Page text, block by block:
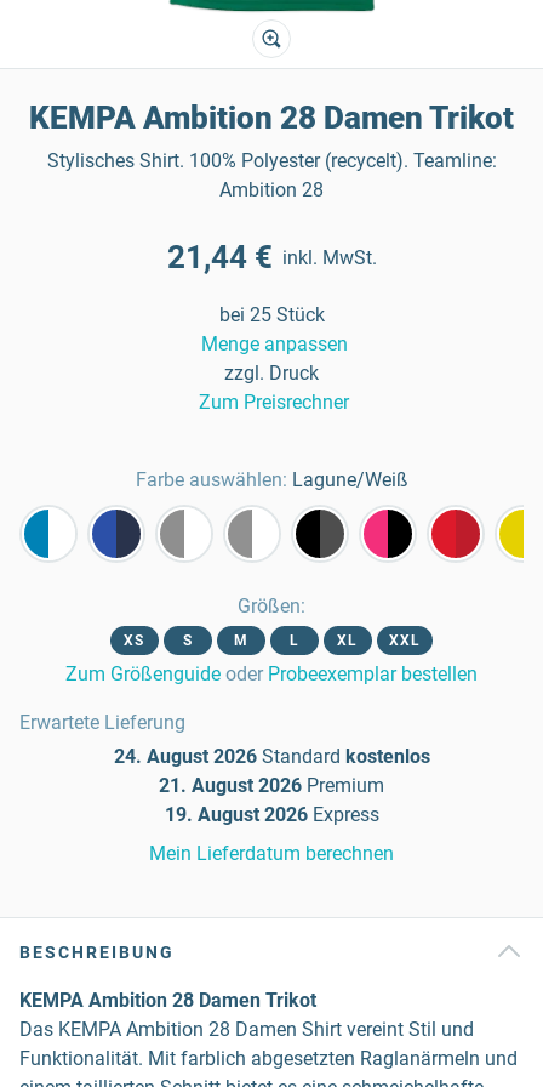
KEMPA Ambition 28 Damen Trikot
Stylisches Shirt. 100% Polyester (recycelt). Teamline:
Ambition 28
21,44 € inkl. MwSt.
bei 25 Stück
Menge anpassen
zzgl. Druck
Zum Preisrechner
Farbe auswählen: Lagune/Weiß
Größen:
XS S M L XL XXL
Zum Größenguide oder Probeexemplar bestellen
Erwartete Lieferung
24. August 2026 Standard kostenlos
21. August 2026 Premium
19. August 2026 Express
Mein Lieferdatum berechnen
BESCHREIBUNG
KEMPA Ambition 28 Damen Trikot
Das KEMPA Ambition 28 Damen Shirt vereint Stil und
Funktionalität. Mit farblich abgesetzten Raglanärmeln und